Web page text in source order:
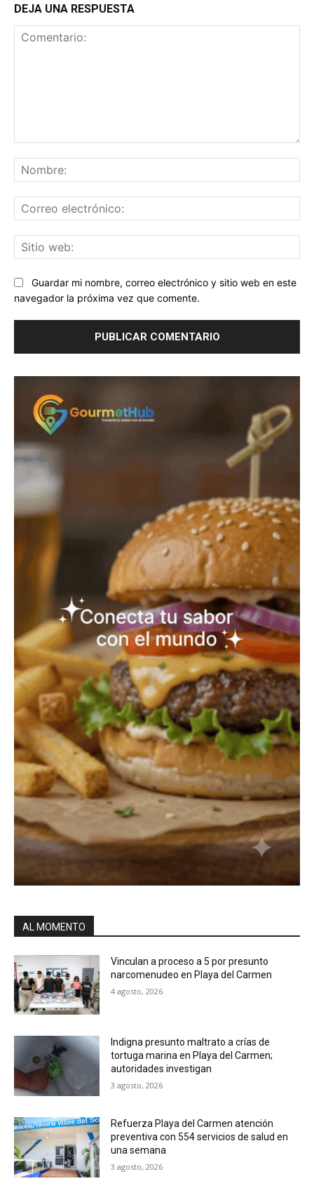
DEJA UNA RESPUESTA
Guardar mi nombre, correo electrónico y sitio web en este
navegador la próxima vez que comente.
AL MOMENTO
Vinculan a proceso a 5 por presunto
narcomenudeo en Playa del Carmen
4 agosto, 2026
Indigna presunto maltrato a crías de
tortuga marina en Playa del Carmen;
autoridades investigan
3 agosto, 2026
Refuerza Playa del Carmen atención
preventiva con 554 servicios de salud en
una semana
3 agosto, 2026